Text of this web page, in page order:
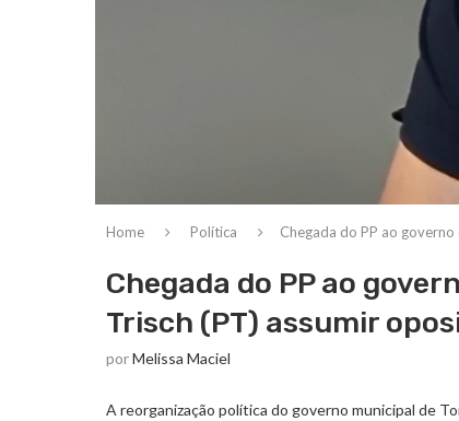
Home Política Chegada do PP ao
Chegada do PP ao
Trisch (PT) assumir
porMelissa Maciel
A reorganização política do governo municipal de